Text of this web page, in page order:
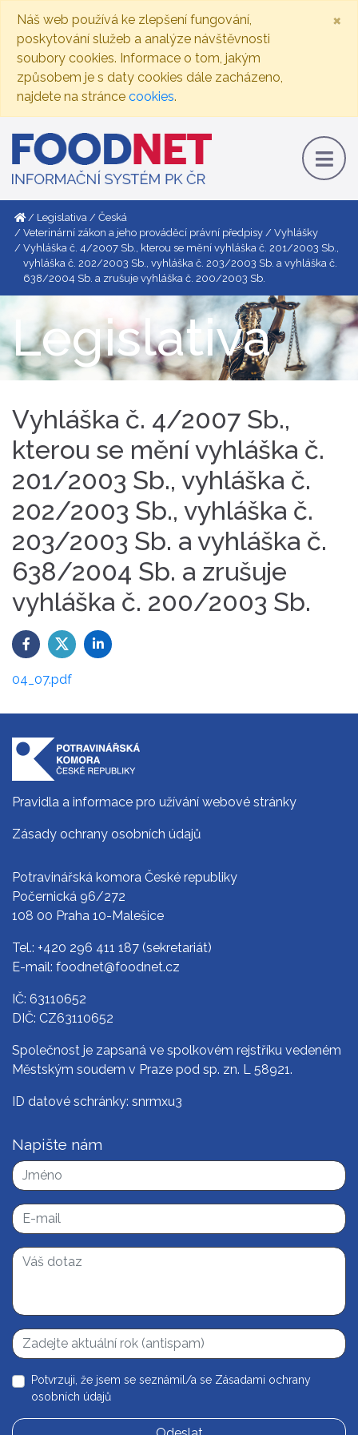
Náš web používá ke zlepšení fungování,
poskytování služeb a analýze návštěvnosti
soubory cookies. Informace o tom, jakým
způsobem je s daty cookies dále zacházeno,
najdete na stránce cookies.
×
Legislativa
Česká
Veterinární zákon a jeho prováděcí právní předpisy
Vyhlášky
Vyhláška č. 4/2007 Sb., kterou se mění vyhláška č. 201/2003 Sb.,
vyhláška č. 202/2003 Sb., vyhláška č. 203/2003 Sb. a vyhláška č.
638/2004 Sb. a zrušuje vyhláška č. 200/2003 Sb.
Legislativa
Vyhláška č. 4/2007 Sb.,
kterou se mění vyhláška č.
201/2003 Sb., vyhláška č.
202/2003 Sb., vyhláška č.
203/2003 Sb. a vyhláška č.
638/2004 Sb. a zrušuje
vyhláška č. 200/2003 Sb.
04_07.pdf
Pravidla a informace pro užívání webové stránky
Zásady ochrany osobních údajů
Potravinářská komora České republiky
Počernická 96/272
108 00 Praha 10-Malešice
Tel.: +420 296 411 187 (sekretariát)
E-mail: foodnet@foodnet.cz
IČ: 63110652
DIČ: CZ63110652
Společnost je zapsaná ve spolkovém rejstříku vedeném
Městským soudem v Praze pod sp. zn. L 58921.
ID datové schránky: snrmxu3
Napište nám
Potvrzuji, že jsem se seznámil/a se Zásadami ochrany
osobních údajů